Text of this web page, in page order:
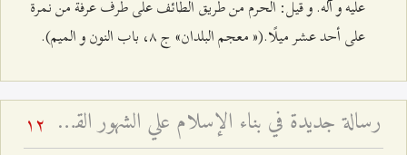
عليه و آله. و قيل: الحرم من طريق الطائف على طرف عرفة من نمرة
على أحد عشر ميلًا.(« معجم البلدان» ج ۸، باب النون و الميم).
رسالة‌ جديدة‌ في‌ بناء الإسلام‌ علي الشهور القمرية - و تفسير آية: (إِنَّ عِدَّةَ الشُّهُورِ عِنْدَ اللَّهِ اثْنا عَشَرَ شَهْراً فِي كِتابِ اللَّهِ يَوْمَ خَلَقَ السَّماواتِ وَ الْأَرْضَ مِنْها أَرْبَعَةٌ حُرُمٌ ذلِكَ الدِّينُ الْقَيِّم‏) - بحث تفسيري روائي فقهي وتاريخي 12